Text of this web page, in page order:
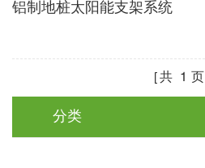
铝制地桩太阳能支架系统
共 1 页
分类